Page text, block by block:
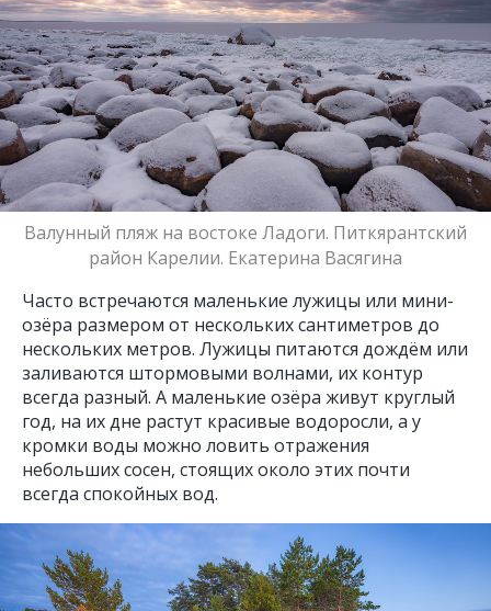
Валунный пляж на востоке Ладоги. Питкярантский
район Карелии. Екатерина Васягина
Часто встречаются маленькие лужицы или мини-
озёра размером от нескольких сантиметров до
нескольких метров. Лужицы питаются дождём или
заливаются штормовыми волнами, их контур
всегда разный. А маленькие озёра живут круглый
год, на их дне растут красивые водоросли, а у
кромки воды можно ловить отражения
небольших сосен, стоящих около этих почти
всегда спокойных вод.